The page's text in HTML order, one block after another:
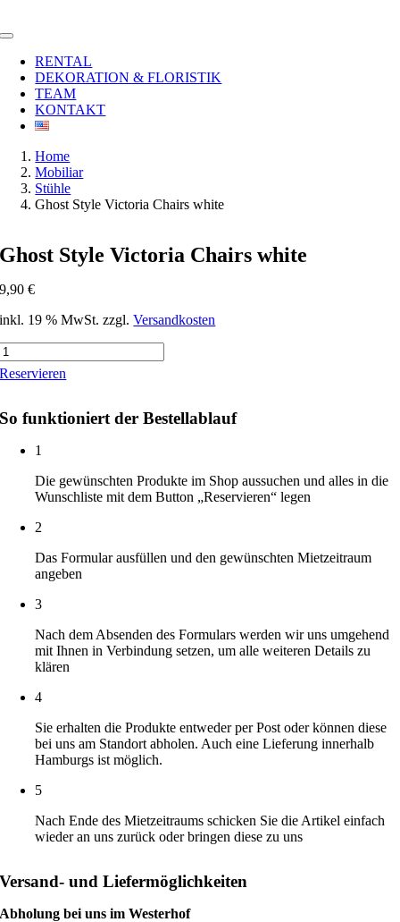
Inhalt
Toggle
NavigationRENTAL
DEKORATION & FLORISTIK
TEAM
KONTAKT
Home
Mobiliar
Stühle
Ghost Style Victoria Chairs white
Ghost Style Victoria Chairs white
9,90€
inkl. 19 % MwSt. zzgl.Versandkosten
Reservieren
So funktioniert der Bestellablauf
1
Die gewünschten Produkte im Shop aussuchen und alles in die
Wunschliste mit dem Button „Reservieren“ legen
2
Das Formular ausfüllen und den gewünschten Mietzeitraum
angeben
3
Nach dem Absenden des Formulars werden wir uns umgehend
mit Ihnen in Verbindung setzen, um alle weiteren Details zu
klären
4
Sie erhalten die Produkte entweder per Post oder können diese
bei uns am Standort abholen. Auch eine Lieferung innerhalb
Hamburgs ist möglich.
5
Nach Ende des Mietzeitraums schicken Sie die Artikel einfach
wieder an uns zurück oder bringen diese zu uns
Versand- und Liefermöglichkeiten
Abholung bei uns im Westerhof